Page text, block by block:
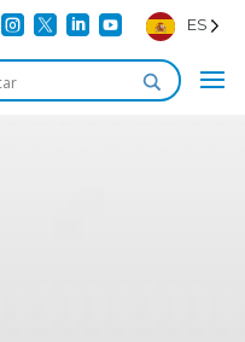
    ES